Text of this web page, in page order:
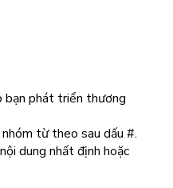
bạn phát triển thương
từ theo sau dấu #.
dung nhất định hoặc